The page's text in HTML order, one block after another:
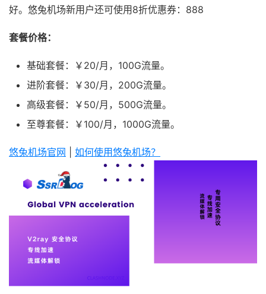
好。悠兔机场新用户还可使用8折优惠券：888
套餐价格：
基础套餐：￥20/月，100G流量。
进阶套餐：￥30/月，200G流量。
高级套餐：￥50/月，500G流量。
至尊套餐：￥100/月，1000G流量。
悠兔机场官网 如何使用悠兔机场？